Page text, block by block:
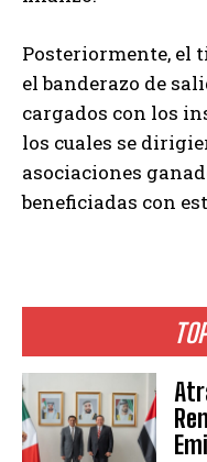
Posteriormente, el
el banderazo de
cargados con los
los cuales se
asociaciones
beneficiadas con